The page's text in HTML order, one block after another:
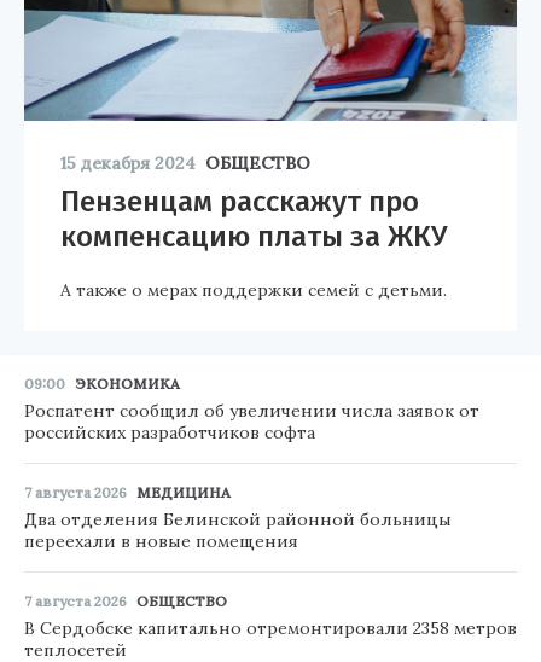
15 декабря 2024 ОБЩЕСТВО
Пензенцам расскажут про
компенсацию платы за ЖКУ
А также о мерах поддержки семей с детьми.
09:00 ЭКОНОМИКА
Роспатент сообщил об увеличении числа заявок от
российских разработчиков софта
7 августа 2026 МЕДИЦИНА
Два отделения Белинской районной больницы
переехали в новые помещения
7 августа 2026 ОБЩЕСТВО
В Сердобске капитально отремонтировали 2358 метров
теплосетей